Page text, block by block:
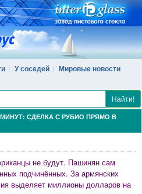
У соседей
Мировые новости
Найти!
СДЕЛКА С РУБИО ПРЯМО В
не будут. Пашинян сам
подчинённых. За армянских
выделяет миллионы долларов на